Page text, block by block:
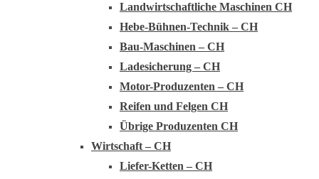
Landwirtschaftliche Maschinen CH
Hebe-Bühnen-Technik – CH
Bau-Maschinen – CH
Ladesicherung – CH
Motor-Produzenten – CH
Reifen und Felgen CH
Übrige Produzenten CH
Wirtschaft – CH
Liefer-Ketten – CH